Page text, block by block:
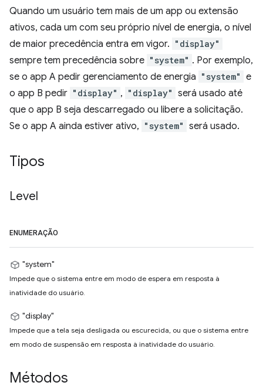
Quando um usuário tem mais de um app ou extensão
ativos, cada um com seu próprio nível de energia, o nível
de maior precedência entra em vigor. "display"
sempre tem precedência sobre "system" . Por exemplo,
se o app A pedir gerenciamento de energia "system" e
o app B pedir "display" , "display" será usado até
que o app B seja descarregado ou libere a solicitação.
Se o app A ainda estiver ativo, "system" será usado.
Tipos
Level
ENUMERAÇÃO
"system"
Impede que o sistema entre em modo de espera em resposta à
inatividade do usuário.
"display"
Impede que a tela seja desligada ou escurecida, ou que o sistema entre
em modo de suspensão em resposta à inatividade do usuário.
Métodos